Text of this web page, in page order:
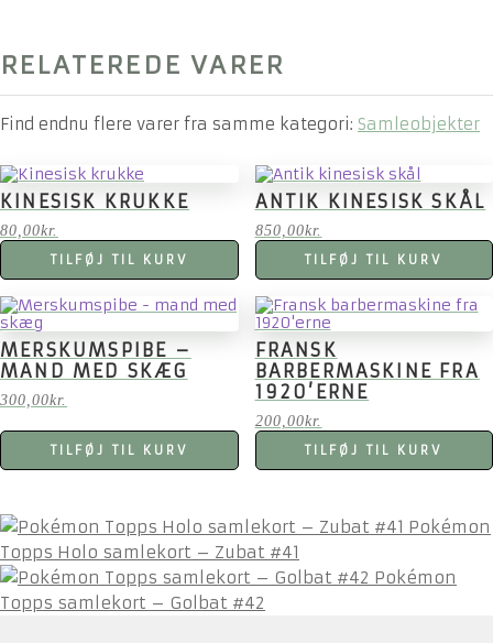
RELATEREDE VARER
Find endnu flere varer fra samme kategori: Samleobjekter
KINESISK KRUKKE
80,00kr.
TILFØJ TIL KURV
ANTIK KINESISK SKÅL
850,00kr.
TILFØJ TIL KURV
MERSKUMSPIBE –
MAND MED SKÆG
300,00kr.
TILFØJ TIL KURV
FRANSK
BARBERMASKINE FRA
1920’ERNE
200,00kr.
TILFØJ TIL KURV
Pokémon
Topps Holo samlekort – Zubat #41
Pokémon
Topps samlekort – Golbat #42